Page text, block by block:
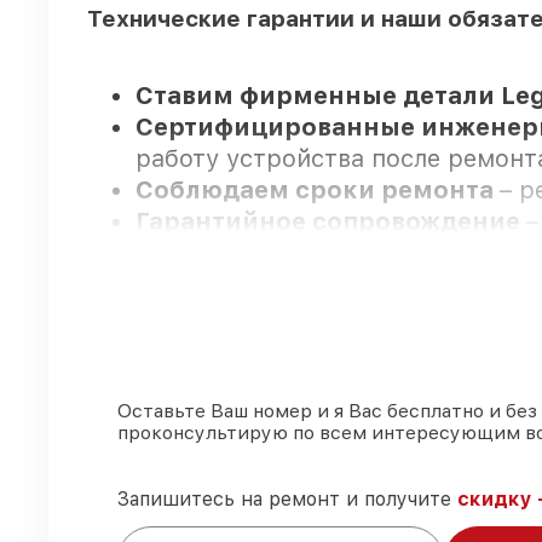
Технические гарантии и наши
Ставим фирменные детали
Сертифицированные
работу устройства после
Соблюдаем сроки ремонта –
Гарантийное сопровождение
80%ремонтов выполняем в
90%деталей Legat имеются на
Оригинальные
85%починок исполняются за
Оставьте Ваш номер и я Вас бесплатно и без
проконсультирую по всем интересующим
Запишитесь на ремонт и получите скидку